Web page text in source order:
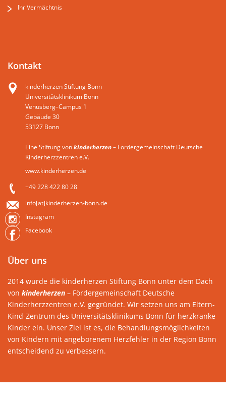
Ihr Vermächtnis
Kontakt
kinderherzen Stiftung Bonn
Universitätsklinikum Bonn
Venusberg–Campus 1
Gebäude 30
53127 Bonn
Eine Stiftung vonkinderherzen– Fördergemeinschaft Deutsche
Kinderherzzentren e.V.
www.kinderherzen.de
+49 228 422 80 28
info[ät]kinderherzen-bonn.de
Instagram
Facebook
Über uns
2014 wurde die kinderherzen Stiftung Bonn unter dem Dach
von kinderherzen – Fördergemeinschaft Deutsche
Kinderherzzentren e.V. gegründet. Wir setzen uns am Eltern-
Kind-Zentrum des Universitätsklinikums Bonn für herzkranke
Kinder ein. Unser Ziel ist es, die Behandlungsmöglichkeiten
von Kindern mit angeborenem Herzfehler in der Region Bonn
entscheidend zu verbessern.